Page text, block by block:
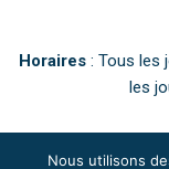
Horaires: Tous les
les
Nous utilisons